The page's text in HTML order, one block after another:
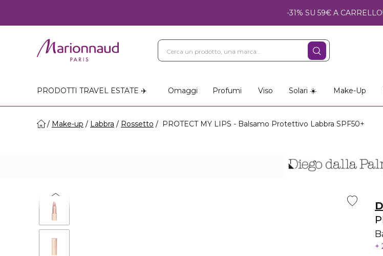
-31% SU 59€ A CARRELLO!
PRODOTTI TRAVEL ESTATE ✈️ Omaggi Profumi Viso Solari ☀️ Make-Up
Make-up Labbra Rossetto PROTECT MY LIPS - Balsamo Protettivo Labbra SPF50+